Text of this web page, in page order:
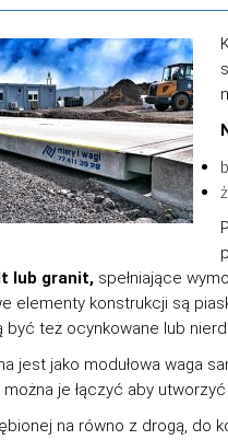
lub granit, spełniające
elementy konstrukcji są
być też ocynkowane lub
jest jako modułowa waga
można je łączyć aby
na równo z drogą,